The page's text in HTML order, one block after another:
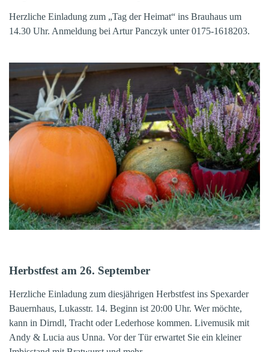
Herzliche Einladung zum „Tag der Heimat“ ins Brauhaus um
14.30 Uhr. Anmeldung bei Artur Panczyk unter 0175-1618203.
Herbstfest am 26. September
Herzliche Einladung zum diesjährigen Herbstfest ins Spexarder
Bauernhaus, Lukasstr. 14. Beginn ist 20:00 Uhr. Wer möchte,
kann in Dirndl, Tracht oder Lederhose kommen. Livemusik mit
Andy & Lucia aus Unna. Vor der Tür erwartet Sie ein kleiner